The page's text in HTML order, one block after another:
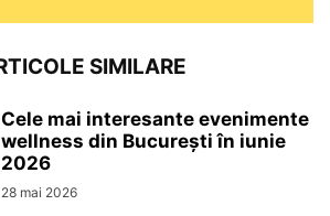
SIMILARE
Cele mai interesante evenimente
wellness din București în iunie
2026
28 mai 2026